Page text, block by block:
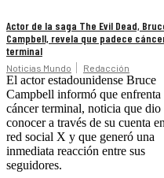
Actor de la saga The Evil Dead,
Campbell, revela que padece
terminal
Noticias Mundo Redacción
El actor estadounidense Bruce
Campbell informó que enfrenta
cáncer terminal, noticia que dio
conocer a través de su cuenta
red social X y que generó una
inmediata reacción entre sus
seguidores.